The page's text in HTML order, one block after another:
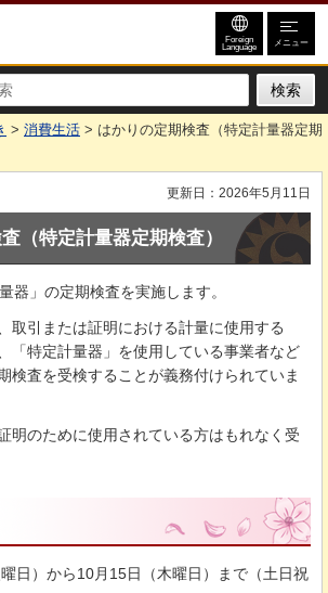
Foreign
Language メニュー
> 消費生活 > はかりの定期検査（特定計量器定期
更新日：2026年5月11日
（特定計量器定期検査）
器」の定期検査を実施します。
取引または証明における計量に使用する
「特定計量器」を使用している事業者など
検査を受検することが義務付けられていま
明のために使用されている方はもれなく受
日）から10月15日（木曜日）まで（土日祝